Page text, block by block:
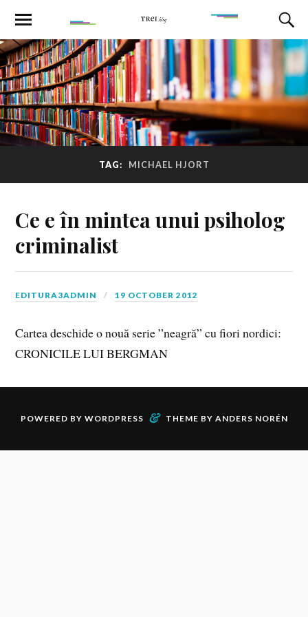
TAG: MICHAEL HJORT
Ce e în mintea unui psiholog
criminalist
EDITURA3ADMIN 19 OCTOBER 2012
Cartea deschide o nouă serie ”neagră” cu fiori nordici:
CRONICILE LUI BERGMAN
POWERED BY WORDPRESS & THEME BY ANDERS NORÉN